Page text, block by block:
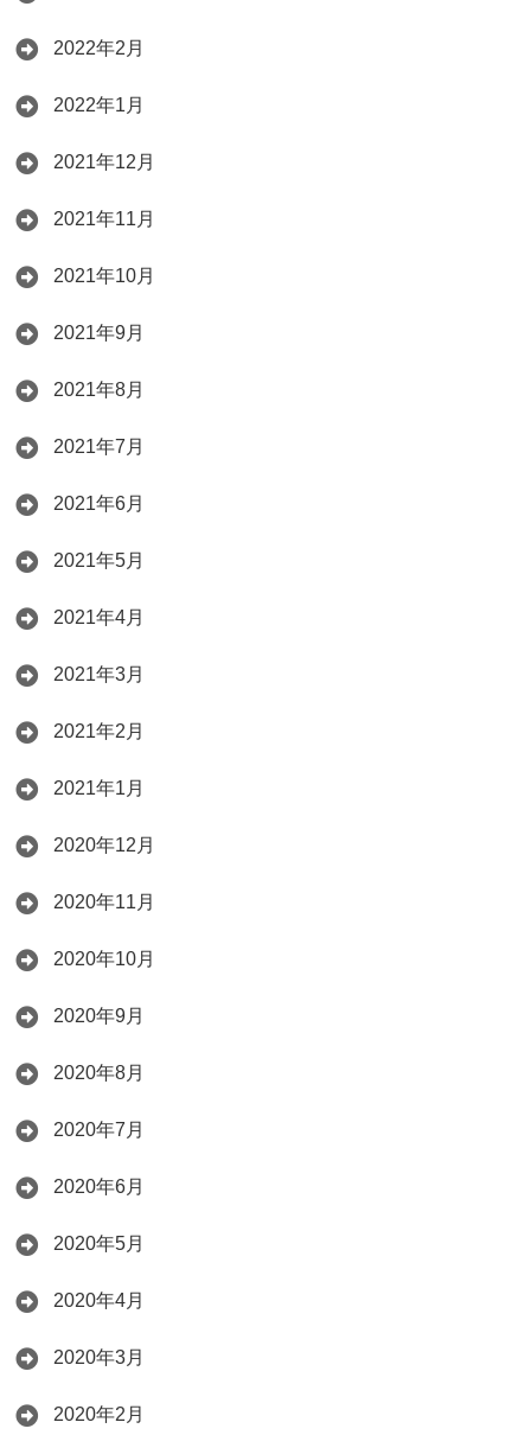
2022年2月
2022年1月
2021年12月
2021年11月
2021年10月
2021年9月
2021年8月
2021年7月
2021年6月
2021年5月
2021年4月
2021年3月
2021年2月
2021年1月
2020年12月
2020年11月
2020年10月
2020年9月
2020年8月
2020年7月
2020年6月
2020年5月
2020年4月
2020年3月
2020年2月